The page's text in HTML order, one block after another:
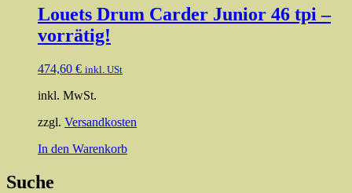
mehrere
Varianten
Louets Drum Carder Junior 46 tpi –
vorrätig!
474,60 € inkl. USt
inkl. MwSt.
zzgl. Versandkosten
In den Warenkorb
Suche